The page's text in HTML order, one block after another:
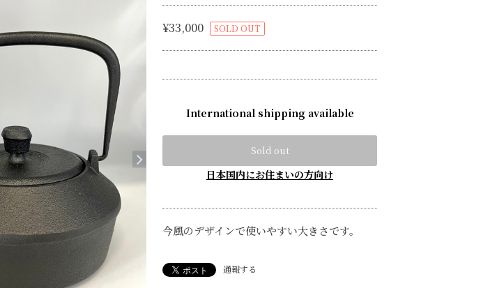
¥33,000 SOLD OUT
International shipping available
Sold out
日本国内にお住まいの方向け
今風のデザインで使いやすい大きさです。
通報する